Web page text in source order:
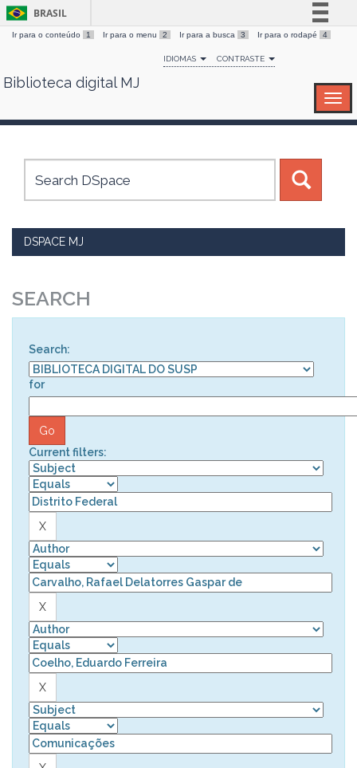
Skip
BRASIL
Simplifique!
Comunica BR
Canais
Ir para o conteúdo 1 Ir para o menu 2 Ir para a busca 3 Ir para o rodapé 4
IDIOMAS CONTRASTE
Biblioteca digital MJ
DSPACE MJ
SEARCH
Search:
for
Current filters: